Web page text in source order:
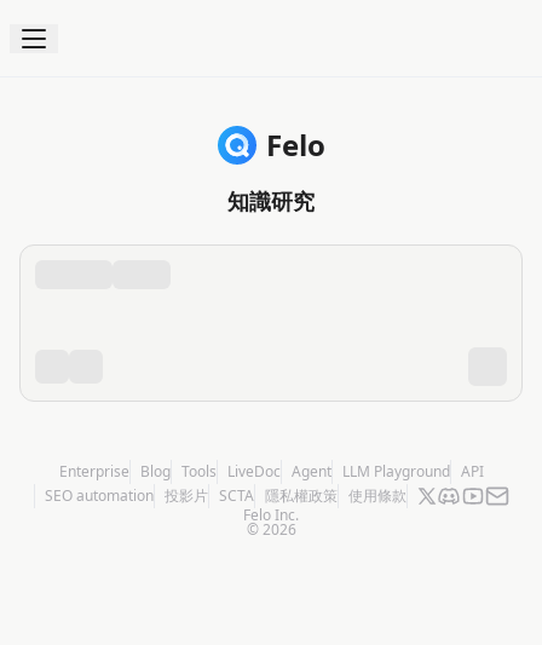
Felo
知識研究
©2026
Felo Inc.
Enterprise Blog Tools LiveDoc Agent LLM Playground API
SEO automation 投影片 SCTA 隱私權政策 使用條款